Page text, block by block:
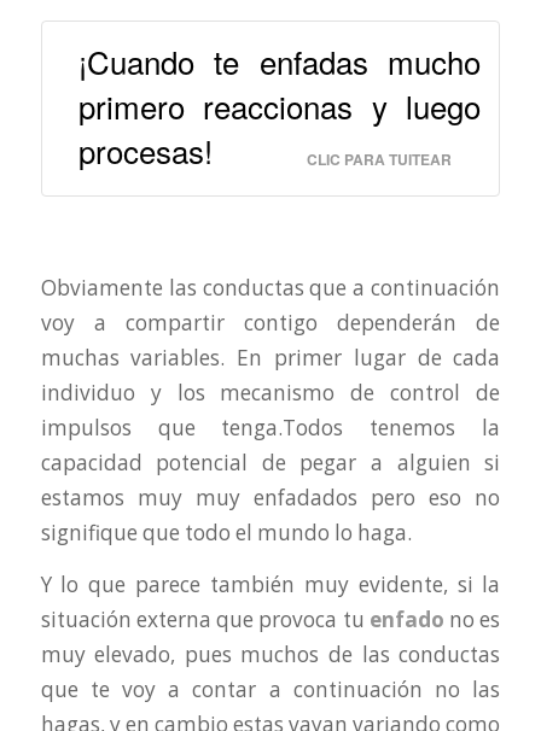
¡Cuando te enfadas mucho
primero reaccionas y luego
procesas!
CLIC PARA TUITEAR
Obviamente las conductas que a continuación
voy a compartir contigo dependerán de
muchas variables. En primer lugar de cada
individuo y los mecanismo de control de
impulsos que tenga.Todos tenemos la
capacidad potencial de pegar a alguien si
estamos muy muy enfadados pero eso no
signifique que todo el mundo lo haga.
Y lo que parece también muy evidente, si la
situación externa que provoca tu enfado no es
muy elevado, pues muchos de las conductas
que te voy a contar a continuación no las
hagas, y en cambio estas vayan variando como